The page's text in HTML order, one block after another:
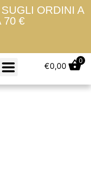
ORDINI A
70 €
€0,00
0